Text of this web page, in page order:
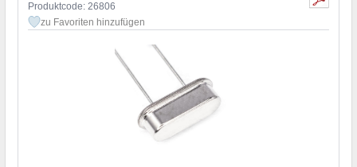
Produktcode: 26806
zu Favoriten hinzufügen